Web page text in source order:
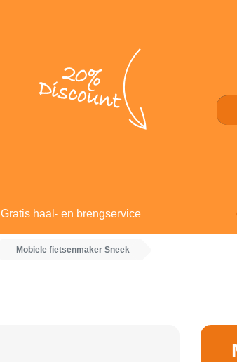
20%
Discount
Gratis haal- en brengservice
Mobiele fietsenmaker Sneek